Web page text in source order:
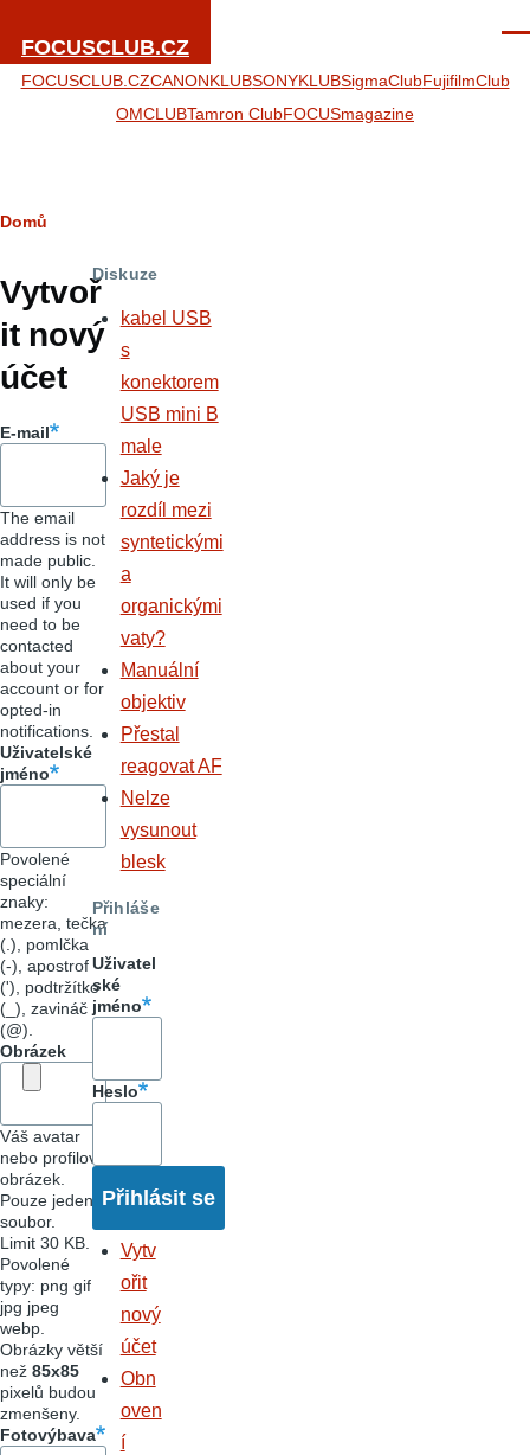
FOCUSCLUB.CZ
FOCUSCLUB.CZCANONKLUBSONYKLUBSigmaClubFujifilmClub
OMCLUBTamron ClubFOCUSmagazine
Hlavní
záložky
Drobečková
navigace
Domů
Vytvoř
it nový
účet
E-mail
The email
address is not
made public.
It will only be
used if you
need to be
contacted
about your
account or for
opted-in
notifications.
Uživatelské
jméno
Povolené
speciální
znaky:
mezera, tečka
(.), pomlčka
(-), apostrof
('), podtržítko
(_), zavináč
(@).
Obrázek
Váš avatar
nebo profilový
obrázek.
Pouze jeden
soubor.
Limit 30 KB.
Povolené
typy: png gif
jpg jpeg
webp.
Obrázky větší
než 85x85
pixelů budou
zmenšeny.
Fotovýbava
Diskuze
kabel USB
s
konektorem
USB mini B
male
Jaký je
rozdíl mezi
syntetickými
a
organickými
vaty?
Manuální
objektiv
Přestal
reagovat AF
Nelze
vysunout
blesk
Přihláše
ní
Uživatel
ské
jméno
Heslo
Vytv
ořit
nový
účet
Obn
oven
í